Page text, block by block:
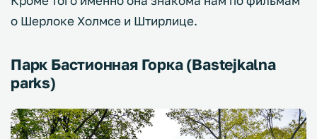
о Шерлоке Холмсе и Штирлице.
Парк Бастионная Горка (Bastejkalna
parks)